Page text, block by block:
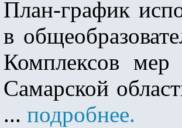
План-график
в
Комплексов мер
Самарской
... подробнее.